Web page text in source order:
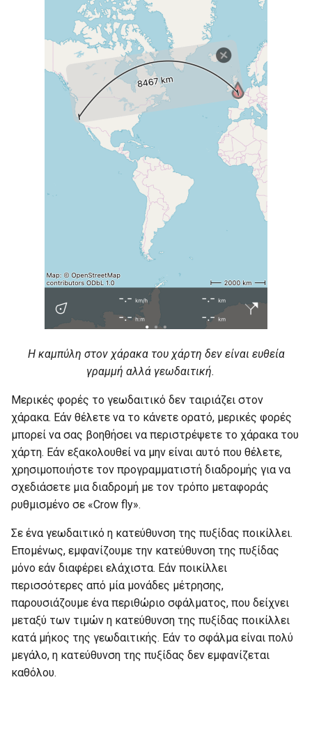
Η καμπύλη στον χάρακα του χάρτη δεν είναι ευθεία
γραμμή αλλά γεωδαιτική.
Μερικές φορές το γεωδαιτικό δεν ταιριάζει στον
χάρακα. Εάν θέλετε να το κάνετε ορατό, μερικές φορές
μπορεί να σας βοηθήσει να περιστρέψετε το χάρακα του
χάρτη. Εάν εξακολουθεί να μην είναι αυτό που θέλετε,
χρησιμοποιήστε τον προγραμματιστή διαδρομής για να
σχεδιάσετε μια διαδρομή με τον τρόπο μεταφοράς
ρυθμισμένο σε «Crow fly».
Σε ένα γεωδαιτικό η κατεύθυνση της πυξίδας ποικίλλει.
Επομένως, εμφανίζουμε την κατεύθυνση της πυξίδας
μόνο εάν διαφέρει ελάχιστα. Εάν ποικίλλει
περισσότερες από μία μονάδες μέτρησης,
παρουσιάζουμε ένα περιθώριο σφάλματος, που δείχνει
μεταξύ των τιμών η κατεύθυνση της πυξίδας ποικίλλει
κατά μήκος της γεωδαιτικής. Εάν το σφάλμα είναι πολύ
μεγάλο, η κατεύθυνση της πυξίδας δεν εμφανίζεται
καθόλου.